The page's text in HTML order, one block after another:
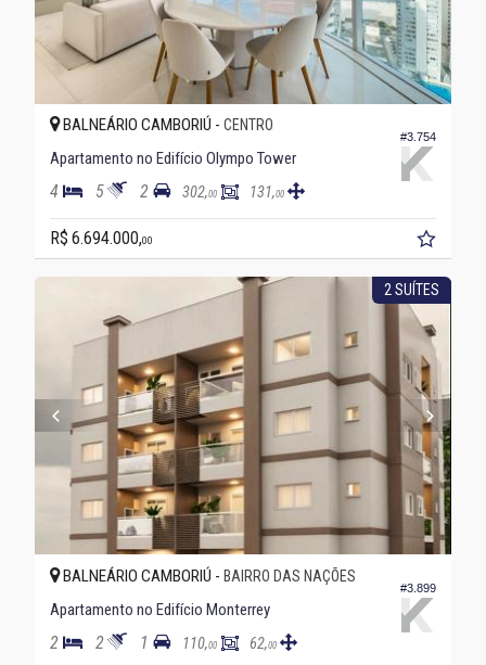
#3.754
BALNEÁRIO CAMBORIÚ - CENTRO
Apartamento no Edifício Olympo Tower
4 5 2 302,00 131,00
R$ 6.694.000,00
2 SUÍTES
#3.899
BALNEÁRIO CAMBORIÚ - BAIRRO DAS NAÇÕES
Apartamento no Edifício Monterrey
2 2 1 110,00 62,00